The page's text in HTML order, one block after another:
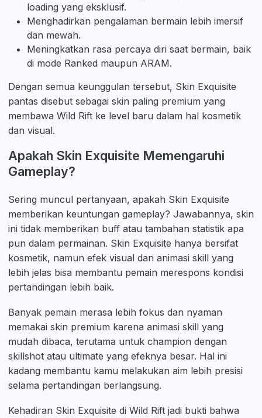
loading yang eksklusif.
Menghadirkan pengalaman bermain lebih imersif
dan mewah.
Meningkatkan rasa percaya diri saat bermain, baik
di mode Ranked maupun ARAM.
Dengan semua keunggulan tersebut, Skin Exquisite
pantas disebut sebagai skin paling premium yang
membawa Wild Rift ke level baru dalam hal kosmetik
dan visual.
Apakah Skin Exquisite Memengaruhi
Gameplay?
Sering muncul pertanyaan, apakah Skin Exquisite
memberikan keuntungan gameplay? Jawabannya, skin
ini tidak memberikan buff atau tambahan statistik apa
pun dalam permainan. Skin Exquisite hanya bersifat
kosmetik, namun efek visual dan animasi skill yang
lebih jelas bisa membantu pemain merespons kondisi
pertandingan lebih baik.
Banyak pemain merasa lebih fokus dan nyaman
memakai skin premium karena animasi skill yang
mudah dibaca, terutama untuk champion dengan
skillshot atau ultimate yang efeknya besar. Hal ini
kadang membantu kamu melakukan aim lebih presisi
selama pertandingan berlangsung.
Kehadiran Skin Exquisite di Wild Rift jadi bukti bahwa